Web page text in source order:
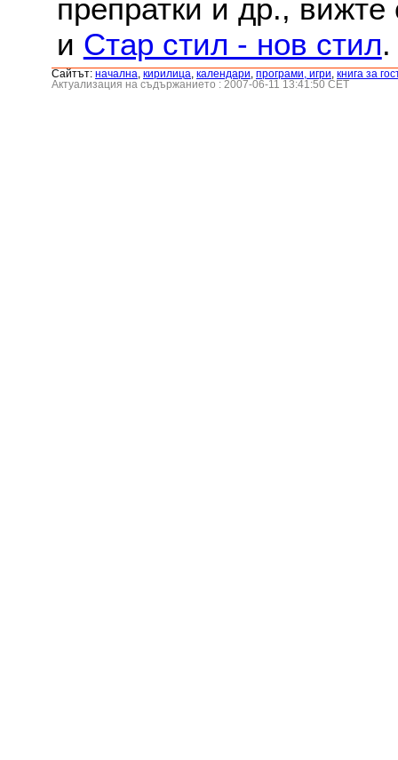
препратки и др.,
и Стар стил - нов стил.
Сайтът: началнa кирилица календари програми, игри книга за
Актуализация на съдържанието : 2007-06-11 13:41:50 CET